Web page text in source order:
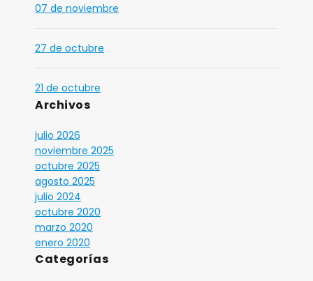
07 de noviembre
27 de octubre
21 de octubre
Archivos
julio 2026
noviembre 2025
octubre 2025
agosto 2025
julio 2024
octubre 2020
marzo 2020
enero 2020
Categorías